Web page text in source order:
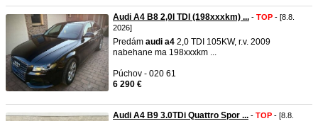
Audi A4 B8 2,0l TDI (198xxxkm) ... - TOP - [8.8.
2026]
Predám audi a4 2,0 TDI 105KW, r.v. 2009
nabehane ma 198xxxkm ...
Púchov - 020 61
6 290 €
Audi A4 B9 3.0TDi Quattro Spor ... - TOP - [8.8.